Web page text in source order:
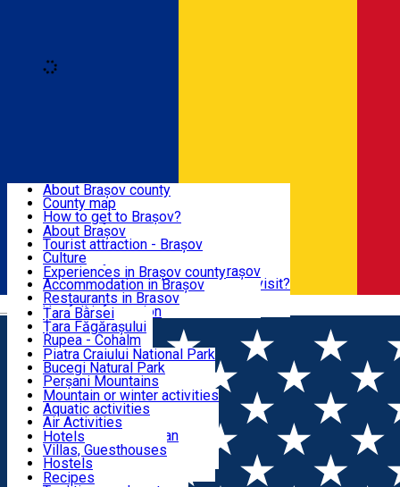
Română
BRAȘOV
EXPERIENCES
DESTINATIONS
NATURE
ACTIVE TOURISM
ACCOMMODATION
CULTURAL HERITAGE
About Brașov county
County map
How to get to Brașov?
Tourist Information Centers
Tourist Guides
Brașov Tourism Recommendations
Historical tourist attractions
What would a local recommend to visit?
Tourism news Brașov
Restaurants
About Brașov
Tourist attraction - Brașov
Culture
Tourist Information Center - Brașov
Accommodation in Brașov
Restaurants in Brasov
Usefull information
Experiences in Brașov county
Țara Bârsei
Țara Făgărașului
Rupea - Cohalm
ECO Destinations
Piatra Craiului National Park
Bucegi Natural Park
Perșani Mountains
Făgăraș Mountains
Postăvarul Peak
Măgura Codlei
Ciucaș Mountains
Protected areas
Other natural attractions
Speoturism
Mountain or winter activities
Aquatic activities
Air Activities
Adventure, Equestrian
Cycling, Running
Other activities
Hotels
Villas, Guesthouses
Hostels
Cottages
Recipes